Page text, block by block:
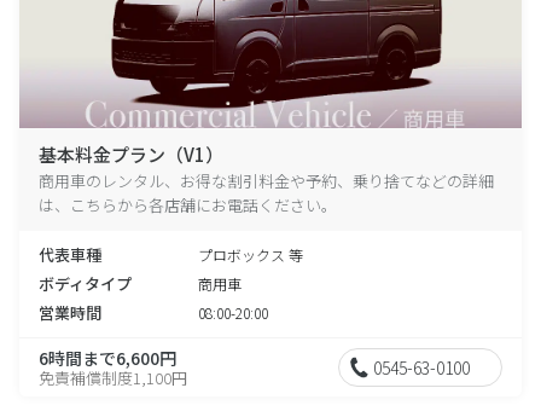
基本料金プラン（V1）
商用車のレンタル、お得な割引料金や予約、乗り捨てなどの詳細
は、こちらから各店舗にお電話ください。
代表車種 プロボックス 等
ボディタイプ 商用車
営業時間 08:00-20:00
6時間まで6,600円
免責補償制度1,100円 0545-63-0100